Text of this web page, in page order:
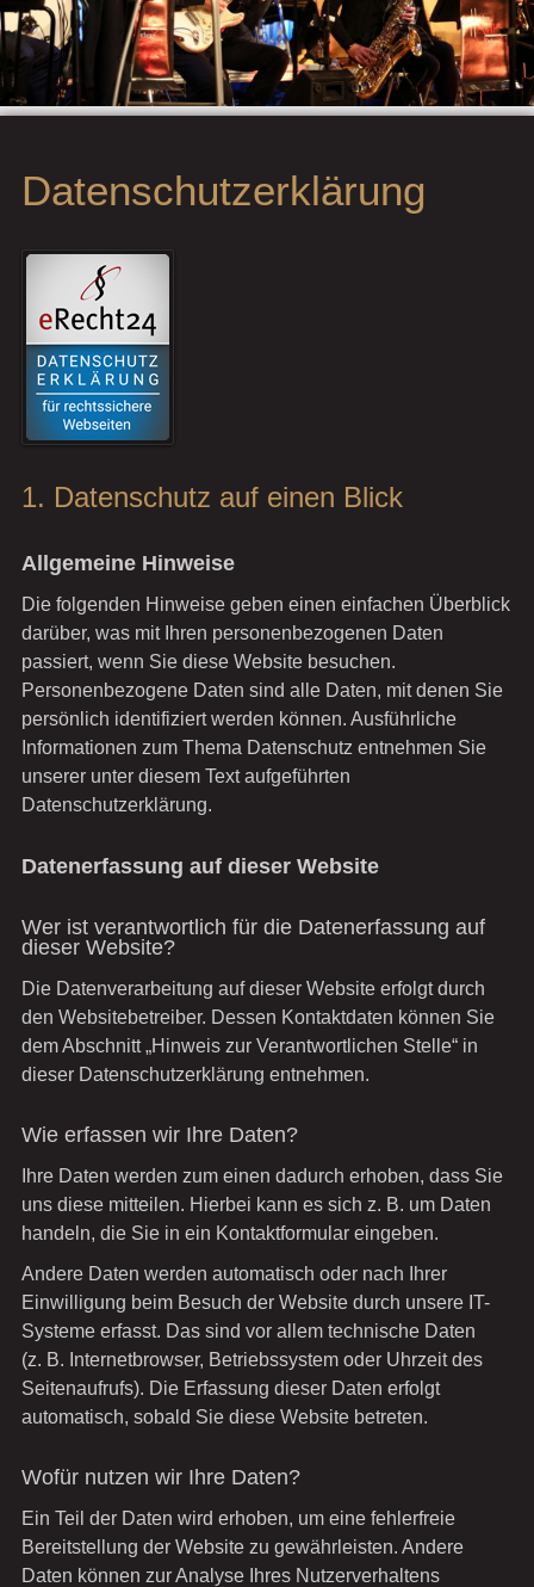
Datenschutzerklärung
1. Datenschutz auf einen Blick
Allgemeine Hinweise
Die folgenden Hinweise geben einen einfachen Überblick
darüber, was mit Ihren personenbezogenen Daten
passiert, wenn Sie diese Website besuchen.
Personenbezogene Daten sind alle Daten, mit denen Sie
persönlich identifiziert werden können. Ausführliche
Informationen zum Thema Datenschutz entnehmen Sie
unserer unter diesem Text aufgeführten
Datenschutzerklärung.
Datenerfassung auf dieser Website
Wer ist verantwortlich für die Datenerfassung auf
dieser Website?
Die Datenverarbeitung auf dieser Website erfolgt durch
den Websitebetreiber. Dessen Kontaktdaten können Sie
dem Abschnitt „Hinweis zur Verantwortlichen Stelle“ in
dieser Datenschutzerklärung entnehmen.
Wie erfassen wir Ihre Daten?
Ihre Daten werden zum einen dadurch erhoben, dass Sie
uns diese mitteilen. Hierbei kann es sich z. B. um Daten
handeln, die Sie in ein Kontaktformular eingeben.
Andere Daten werden automatisch oder nach Ihrer
Einwilligung beim Besuch der Website durch unsere IT-
Systeme erfasst. Das sind vor allem technische Daten
(z. B. Internetbrowser, Betriebssystem oder Uhrzeit des
Seitenaufrufs). Die Erfassung dieser Daten erfolgt
automatisch, sobald Sie diese Website betreten.
Wofür nutzen wir Ihre Daten?
Ein Teil der Daten wird erhoben, um eine fehlerfreie
Bereitstellung der Website zu gewährleisten. Andere
Daten können zur Analyse Ihres Nutzerverhaltens